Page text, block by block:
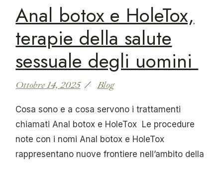
Anal botox e HoleTox,
terapie della salute
sessuale degli uomini
Ottobre 14, 2025 Blog
Cosa sono e a cosa servono i trattamenti
chiamati Anal botox e HoleTox Le procedure
note con i nomi Anal botox e HoleTox
rappresentano nuove frontiere nell’ambito della